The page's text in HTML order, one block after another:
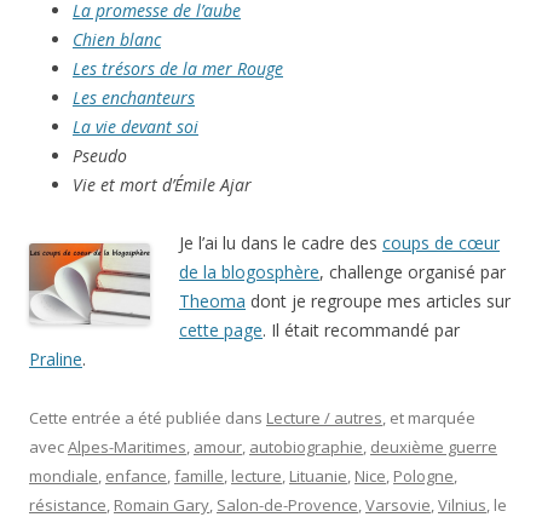
La promesse de l’aube
Chien blanc
Les trésors de la mer Rouge
Les enchanteurs
La vie devant soi
Pseudo
Vie et mort d’Émile Ajar
Je l’ai lu dans le cadre des coups de cœur
de la blogosphère, challenge organisé par
Theoma dont je regroupe mes articles sur
cette page. Il était recommandé par
Praline.
Cette entrée a été publiée dans Lecture / autres, et marquée
avecAlpes-Maritimes, amour, autobiographie, deuxième guerre
mondiale, enfance,famille, lecture, Lituanie, Nice, Pologne,
résistance, Romain Gary, Salon-de-Provence,Varsovie,Vilnius, le